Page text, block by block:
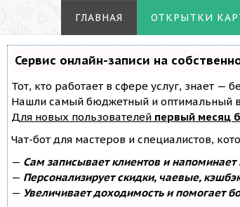
ГЛАВНАЯ ОТКРЫТКИ
Сервис онлайн-записи на
Тот, кто работает в сфере услуг, знает —
Нашли самый бюджетный и оптимальный
Для новых пользователей первый месяц
Чат-бот для мастеров и специалистов,
— Сам записывает клиентов и напоминает
— Персонализирует скидки, чаевые,
— Увеличивает доходимость и помогает